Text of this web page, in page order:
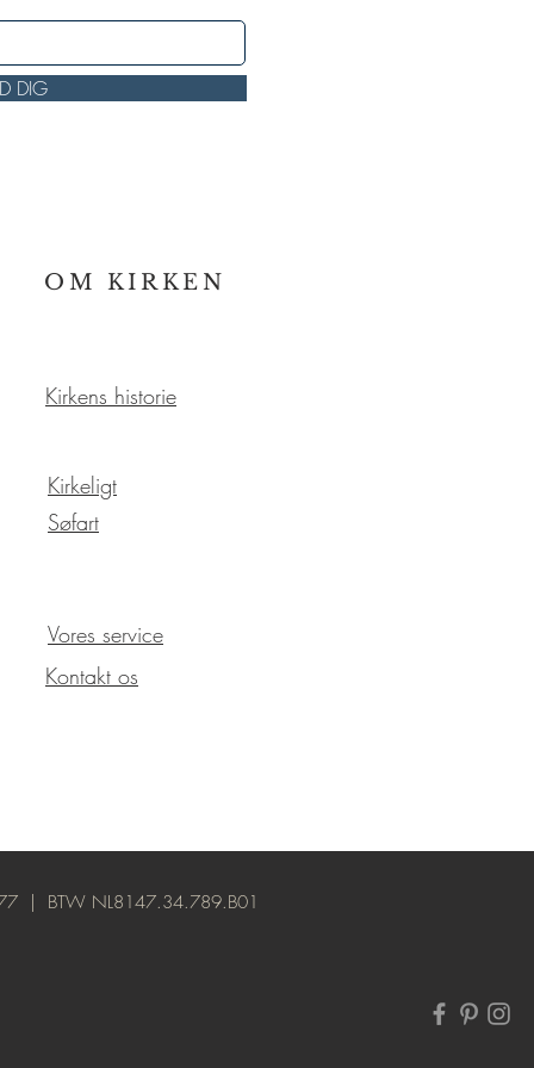
DIG
OM KIRKEN
Kirkens historie
Kirkeligt
Søfart
Vores service
Kontakt os
| BTW NL8147.34.789.B01